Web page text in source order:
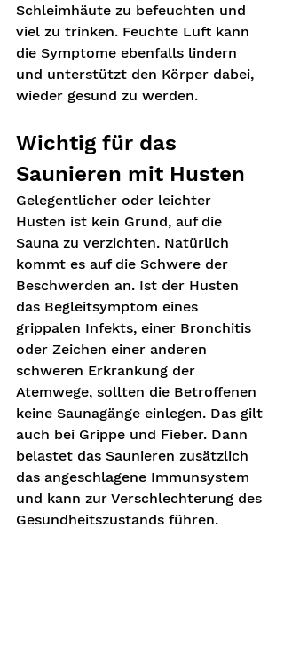
Schleimhäute zu befeuchten und
viel zu trinken. Feuchte Luft kann
die Symptome ebenfalls lindern
und unterstützt den Körper dabei,
wieder gesund zu werden.
Wichtig für das
Saunieren mit Husten
Gelegentlicher oder leichter
Husten ist kein Grund, auf die
Sauna zu verzichten. Natürlich
kommt es auf die Schwere der
Beschwerden an. Ist der Husten
das Begleitsymptom eines
grippalen Infekts, einer Bronchitis
oder Zeichen einer anderen
schweren Erkrankung der
Atemwege, sollten die Betroffenen
keine Saunagänge einlegen. Das gilt
auch bei Grippe und Fieber. Dann
belastet das Saunieren zusätzlich
das angeschlagene Immunsystem
und kann zur Verschlechterung des
Gesundheitszustands führen.